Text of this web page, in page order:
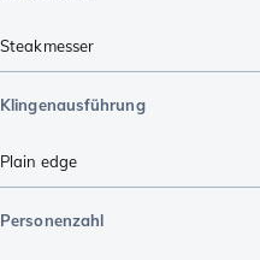
Steakmesser
Klingenausführung
Plain edge
Personenzahl